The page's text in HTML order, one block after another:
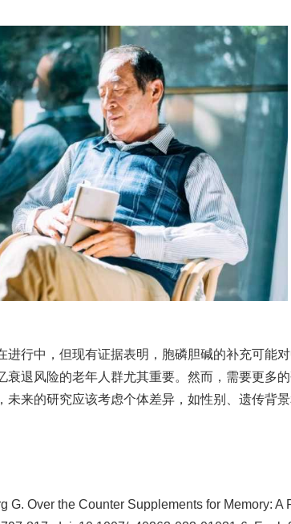
进行中，但现有证据表明，胞磷胆碱的补充可能
衰退风险的老年人群尤其重要。然而，需要更多
来的研究应该考虑个体差异，如性别、遗传背
G. Over the Counter Supplements for Memory: A